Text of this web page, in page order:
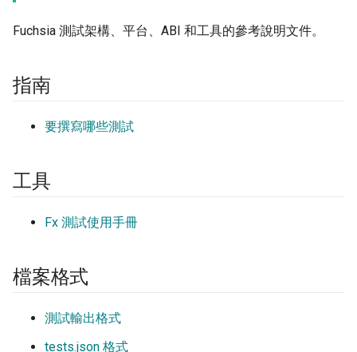
Fuchsia 測試架構、平台、ABI 和工具的參考說明文件。
指南
要撰寫哪些測試
工具
Fx 測試使用手冊
檔案格式
測試輸出格式
tests.json 格式